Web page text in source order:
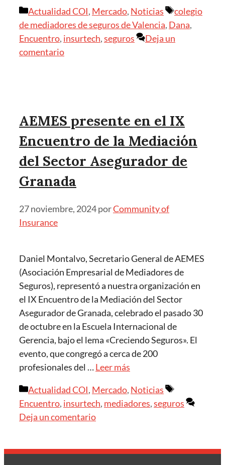
Actualidad COI, Mercado, Noticias
colegio
de mediadores de seguros de Valencia, Dana,
Encuentro, insurtech,seguros
Deja un
comentario
AEMES presente en el IX
Encuentro de la Mediación
del Sector Asegurador de
Granada
27 noviembre, 2024porCommunity of
Insurance
Daniel Montalvo, Secretario General de AEMES
(Asociación Empresarial de Mediadores de
Seguros), representó a nuestra organización en
el IX Encuentro de la Mediación del Sector
Asegurador de Granada, celebrado el pasado 30
de octubre en la Escuela Internacional de
Gerencia, bajo el lema «Creciendo Seguros». El
evento, que congregó a cerca de 200
profesionales del …Leer más
Actualidad COI, Mercado, Noticias
Encuentro, insurtech, mediadores,seguros
Deja un comentario